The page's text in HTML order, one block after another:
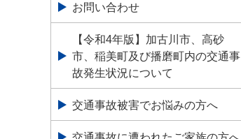
お問い合わせ
【令和4年版】加古川市、高砂
市、稲美町及び播磨町内の交通事
故発生状況について
交通事故被害でお悩みの方へ